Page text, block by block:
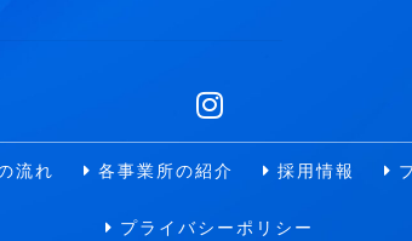
流れ 各事業所の紹介 採用情報
プライバシーポリシー